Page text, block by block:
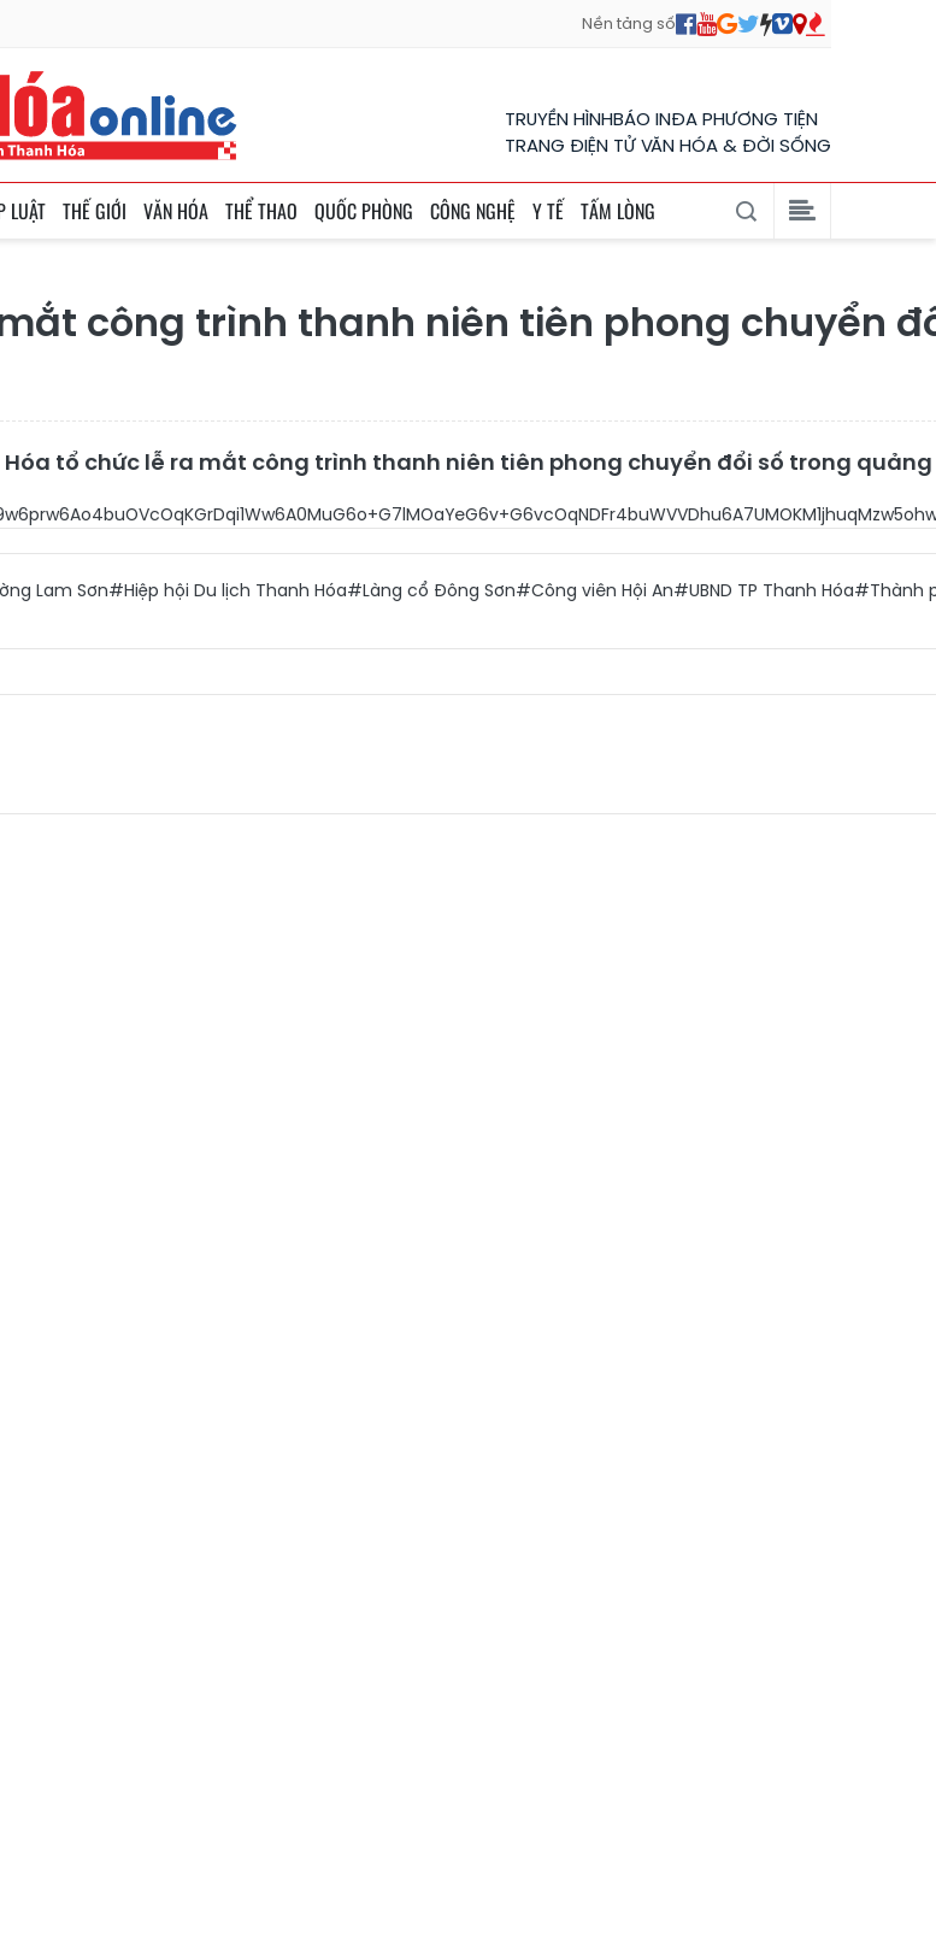
Nền tảng số
TRUYỀN HÌNHBÁO INĐA PHƯƠNG TIỆN
TRANG ĐIỆN TỬ VĂN HÓA & ĐỜI SỐNG
LUẬT THẾ GIỚI VĂN HÓA THỂ THAO QUỐC PHÒNG CÔNG NGHỆ Y TẾ TẤM LÒNG
công trình thanh niên tiên phong chuyển
Hóa tổ chức lễ ra mắt công trình thanh niên tiên phong chuyển đổi số trong
Lam Sơn#Hiệp hội Du lịch Thanh Hóa#Làng cổ Đông Sơn#Công viên Hội An#UBND TP Thanh Hóa#Thành